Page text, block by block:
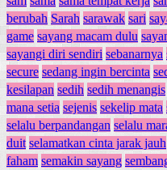
berubah Sarah sarawak sari
game sayang macam dulu
sayangi diri sendiri sebanarnya
secure sedang ingin bercinta
kesilapan sedih sedih menangis
mana setia sejenis sekelip mata
selalu berpandangan selalu
duit selamatkan cinta jarak jauh
faham semakin sayang